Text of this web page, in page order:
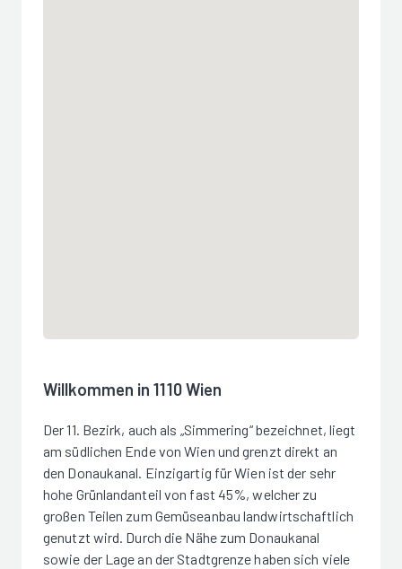
Willkommen in 1110 Wien
Der 11. Bezirk, auch als „Simmering“ bezeichnet, liegt
am südlichen Ende von Wien und grenzt direkt an
den Donaukanal. Einzigartig für Wien ist der sehr
hohe Grünlandanteil von fast 45%, welcher zu
großen Teilen zum Gemüseanbau landwirtschaftlich
genutzt wird. Durch die Nähe zum Donaukanal
sowie der Lage an der Stadtgrenze haben sich viele